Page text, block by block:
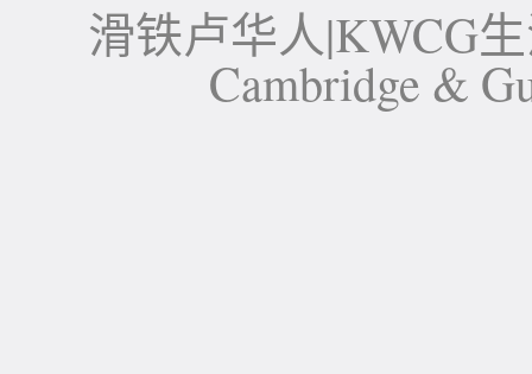
滑铁卢华人|KWCG
Cambridge &